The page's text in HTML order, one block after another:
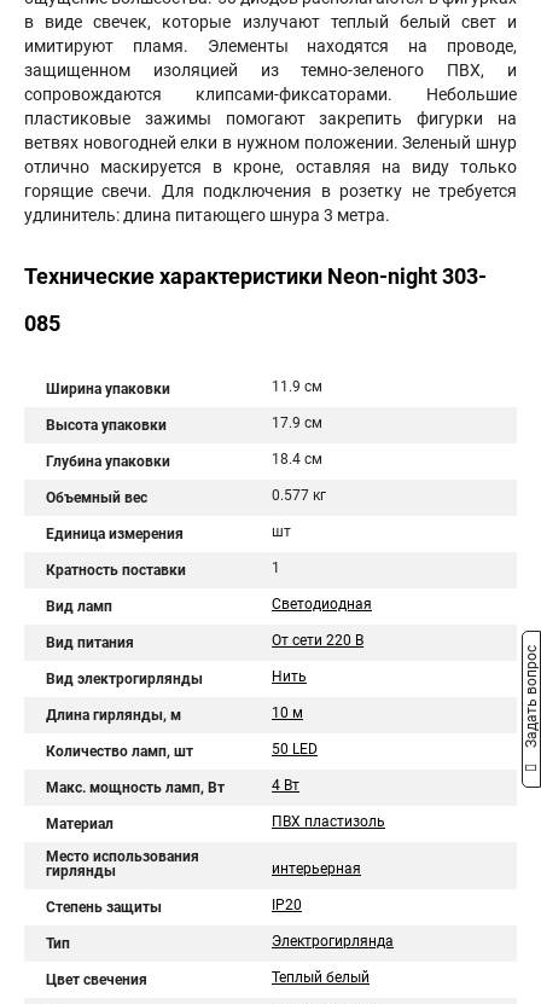
в виде свечек, которые излучают теплый белый свет и
имитируют пламя. Элементы находятся на проводе,
защищенном изоляцией из темно-зеленого ПВХ, и
сопровождаются клипсами-фиксаторами. Небольшие
пластиковые зажимы помогают закрепить фигурки на
ветвях новогодней елки в нужном положении. Зеленый шнур
отлично маскируется в кроне, оставляя на виду только
горящие свечи. Для подключения в розетку не требуется
удлинитель: длина питающего шнура 3 метра.
Технические характеристики Neon-night 303-
085
Ширина упаковки 11.9 см
Высота упаковки 17.9 см
Глубина упаковки 18.4 см
Объемный вес 0.577 кг
Единица измерения шт
Кратность поставки 1
Вид ламп Светодиодная
Вид питания От сети 220 В
Вид электрогирлянды Нить
Длина гирлянды, м 10 м
Количество ламп, шт 50 LED
Макс. мощность ламп, Вт 4 Вт
Материал ПВХ пластизоль
Место использования
гирлянды
интерьерная
Степень защиты IP20
Тип Электрогирлянда
Цвет свечения Теплый белый
Задать вопрос